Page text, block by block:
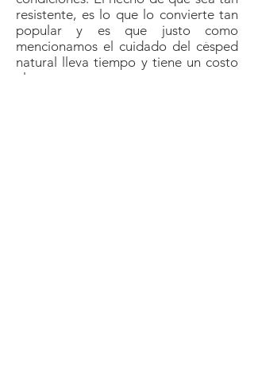
resistente, es lo que lo convierte tan
popular y es que justo como
mencionamos el cuidado del césped
natural lleva tiempo y tiene un costo
alto.